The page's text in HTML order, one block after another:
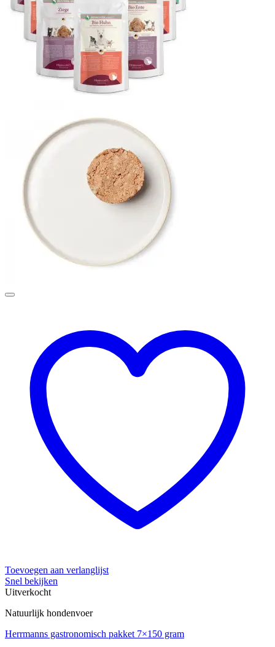
Toevoegen aan verlanglijst
Snel bekijken
Uitverkocht
Natuurlijk hondenvoer
Herrmanns gastronomisch pakket 7×150 gram